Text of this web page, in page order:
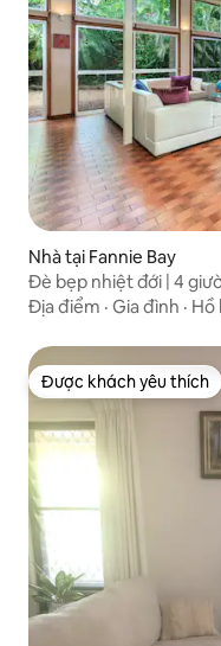
Nhà tại Fannie Bay
Đè bẹp nhiệt đới | 4
Địa điểm · Gia đình · Hồ
Được khách yêu thích
Được khách yêu thích